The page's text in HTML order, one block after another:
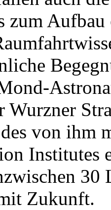
zum
Wurzner
von ihm
Institutes
Zukunft.